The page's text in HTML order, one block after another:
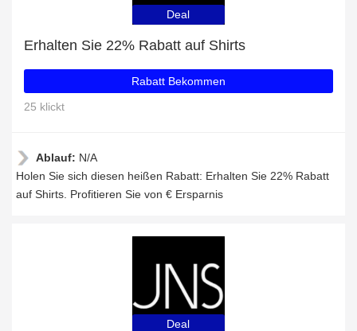
Deal
Erhalten Sie 22% Rabatt auf Shirts
Rabatt Bekommen
25 klickt
Ablauf: N/A
Holen Sie sich diesen heißen Rabatt: Erhalten Sie 22% Rabatt
auf Shirts. Profitieren Sie von € Ersparnis
Deal